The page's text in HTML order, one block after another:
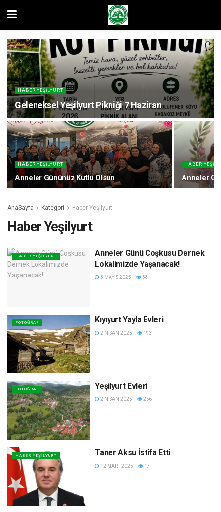
HABER YEŞILYURT
Geleneksel Yeşilyurt Pikniği 7 Haziran
HABER YEŞILYURT
Anneler Gününüz Kutlu Olsun
HABER
Anneler
AnaSayfa Kategori Haber Yeşilyurt
Haber Yeşilyurt
HABER YEŞILYURT
Anneler Günü Coşkusu Dernek
Lokalimizde Yaşanacak!
3 MAYIS 2025 38
FOTOĞRAF Kıyıyurt Yayla Evleri
2 NISAN 2025 193
FOTOĞRAF Yeşilyurt Evleri
2 NISAN 2025 266
HABER YEŞILYURT Taner Aksu İstifa Etti
12 MART 2025 17